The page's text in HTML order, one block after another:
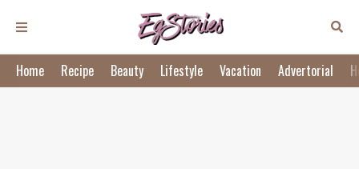
Home Recipe Beauty Lifestyle Vacation Advertorial